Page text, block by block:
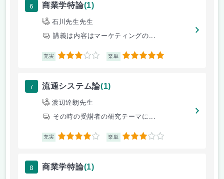
6 商業学特論(1)
石川先生先生
講義は内容はマーケティングの...
充実 3 楽単 5
7 流通システム論(1)
渡辺達朗先生
その時の受講者の研究テーマに...
充実 4 楽単 3
8 商業学特論(1)